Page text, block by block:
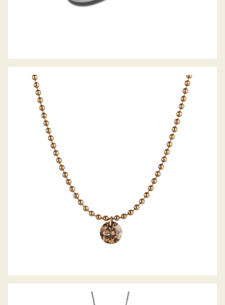
GELLNER COLLIER METROPOLITAN